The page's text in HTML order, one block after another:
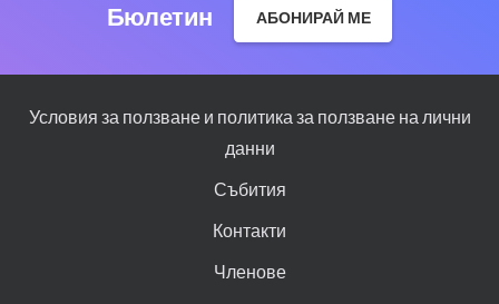
Бюлетин АБОНИРАЙ МЕ
Условия за ползване и политика за ползване на лични
данни
Събития
Контакти
Членове